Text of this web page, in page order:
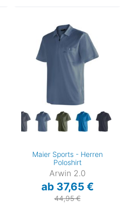
Maier Sports - Herren
Poloshirt
Arwin 2.0
ab 37,65 €
44,95 €